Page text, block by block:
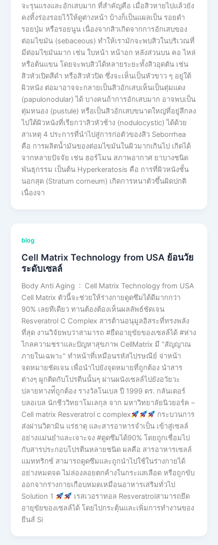
จะรุนแรงและอักเสบมาก ที่สำคัญคือ เมื่อสิวหายไปแล้วยัง
คงทิ้งร่องรอยไว้ให้ดูต่างหน้า บ้างก็เป็นแผลเป็น รอยดำ
รอยบุ๋ม หรือรอยนูน เนื่องจากสิวเกิดจากการอักเสบของ
ต่อมไขมัน (sebaceous) ทำให้เรามักจะพบสิวในบริเวณที่
มีต่อมไขมันมาก เช่น ใบหน้า หน้าอก หลังส่วนบน คอ ไหล่
หรือต้นแขน โดยจะพบสิวได้หลายระยะทั้งสิวอุดตัน เช่น
สิวหัวเปิดสีดำ หรือสิวหัวปิด ซึ่งจะเห็นเป็นหัวขาว ๆ อยู่ใต้
ผิวหนัง ต่อมาอาจจะกลายเป็นสิวอักเสบเห็นเป็นตุ่มแดง
(papulonodular) ได้ บางคนถ้าการอักเสบมาก อาจพบเป็น
ตุ่มหนอง (pustule) หรือเป็นสิวอักเสบขนาดใหญ่ที่อยู่ลึกลง
ไปใต้ผิวหนังที่เรียกว่าสิวหัวช้าง (nodulocystic) ได้ด้วย
สาเหตุ 4 ประการที่นำไปสู่การก่อตัวของสิว Seborrhea
คือ การผลิตน้ำมันของต่อมไขมันในผิวมากเกินไป เกิดได้
จากหลายปัจจัย เช่น ฮอร์โมน สภาพอากาศ ยาบางชนิด
พันธุกรรม เป็นต้น Hyperkeratosis คือ การที่ผิวหนังชั้น
นอกสุด (Stratum corneum) เกิดการหนาตัวขึ้นผิดปกติ
เนื่องจา
blog
Cell Matrix Technology from USA ย้อนวัย
ระดับเซลล์
Body Anti Aging : Cell Matrix Technology from USA
Cell Matrix ตัวนี้จะช่วยให้ร่างกายดูดซึมได้ดีมากกว่า
90% เลยทีเดียว ทานต้องต้องเห็นผลลัพธ์ชัดเจน
Resveratrol C Complex สารต้านอนุมูลอิสระที่ทรงพลัง
ที่สุด งานวิจัยพบว่าสามารถ #ยืดอายุขัยของเซลล์ได้ #ห่าง
ไกลความชราและปัญหาสุขภาพ CellMatrix มี “สัญญาณ
ภายในเฉพาะ” ทําหน้าที่เหมือนรหัสไปรษณีย์ จ่าหน้า
จดหมายชัดเจน เพื่อนําไปยังจุดหมายที่ถูกต้อง นําสาร
ต่างๆ ผูกติดกับโปรตีนนั้นๆ ผ่านผนังเซลล์ไปยังอวัยวะ
ปลายทางท่ีถูกต้อง รางวัลโนเบล ปี 1999 ดร. กลันเตอร์
บลอเบล นักชีววิทยาโมเลกุล จาก มหาวิทยาลัยนิวยอร์ค –
Cell matrix Resveratrol c complex
กระบวนการ
ส่งผ่านวิตามิน แร่ธาตุ และสารอาหารจำเป็น เข้าสู่เซลล์
อย่างแม่นยำและเจาะจง #ดูดซึมได้90% โดยถูกเชื่อมไป
กับสารประกอบโปรตีนหลายชนิด ผลคือ สารอาหารเซลล์
แมททริกซ์ สามารถดูดซึมและถูกนำไปใช้ในร่างกายได้
อย่างหมดจด ไม่ล่องลอยตกค้างในกระแสเลือด หรือถูกขับ
ออกจากร่างกายเกือบหมดเหมือนอาหารเสริมทั่วไป
Solution 1
เรสเวอราทอล Resveratrolสามารถยึด
อายุขัยของเซลล์ได้ โดยไปกระตุ้นและเพิ่มการทำงานของ
ยีนส์ Si